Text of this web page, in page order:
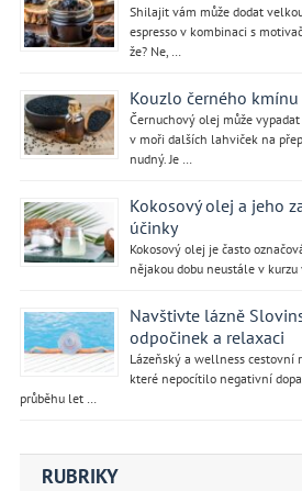
Shilajit vám může dodat
espresso v kombinaci s
že? Ne, …
Kouzlo černého kmínu
Černuchový olej může
v moři dalších lahviček na
nudný. Je …
Kokosový olej a jeho
účinky
Kokosový olej je často
nějakou dobu neustále v
Navštivte lázně
odpočinek a relaxaci
Lázeňský a wellness cestovní
které nepocítilo negativní
průběhu let …
RUBRIKY